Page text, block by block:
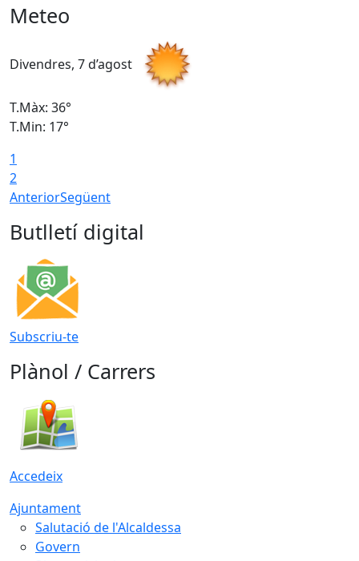
Meteo
Divendres, 7 d’agost
T.Màx: 36°
T.Min: 17°
1
2
AnteriorSegüent
Butlletí digital
Subscriu-te
Plànol / Carrers
Accedeix
Ajuntament
Salutació de l'Alcaldessa
Govern